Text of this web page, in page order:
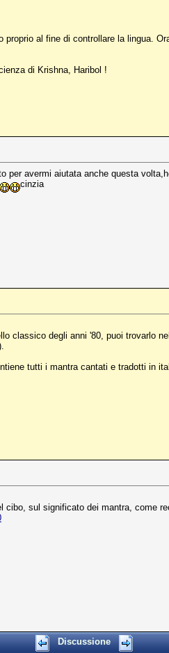
al fine di controllare la lingua.
di Krishna, Haribol !
avermi aiutata anche questa
cinzia
classico degli anni '80, puoi trovarlo
tutti i mantra cantati e tradotti in
sul significato dei mantra, come
Discussione